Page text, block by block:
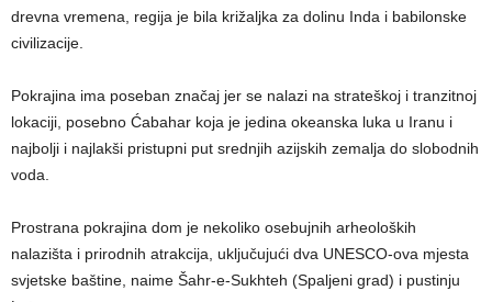
drevna vremena, regija je bila križaljka za dolinu Inda i babilonske
civilizacije.
Pokrajina ima poseban značaj jer se nalazi na strateškoj i tranzitnoj
lokaciji, posebno Ćabahar koja je jedina okeanska luka u Iranu i
najbolji i najlakši pristupni put srednjih azijskih zemalja do slobodnih
voda.
Prostrana pokrajina dom je nekoliko osebujnih arheoloških
nalazišta i prirodnih atrakcija, uključujući dva UNESCO-ova mjesta
svjetske baštine, naime Šahr-e-Sukhteh (Spaljeni grad) i pustinju